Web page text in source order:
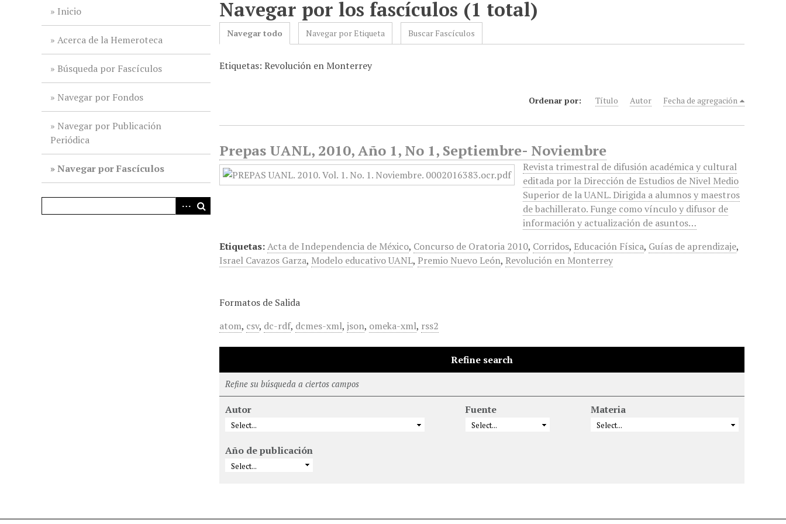
Inicio
Acerca de la Hemeroteca
Búsqueda por Fascículos
Navegar por Fondos
Navegar por Publicación
Periódica
Navegar por Fascículos
Navegar por los fascículos (1 total)
Navegar todo Navegar por Etiqueta Buscar Fascículos
Etiquetas: Revolución en Monterrey
Ordenar por: Título Autor Fecha de agregación
Prepas UANL, 2010, Año 1, No 1, Septiembre- Noviembre
Revista trimestral de difusión académica y cultural
editada por la Dirección de Estudios de Nivel Medio
Superior de la UANL. Dirigida a alumnos y maestros
de bachillerato. Funge como vínculo y difusor de
información y actualización de asuntos…
Etiquetas:Acta de Independencia de México, Concurso de Oratoria 2010, Corridos, Educación Física, Guías de aprendizaje,
Israel Cavazos Garza, Modelo educativo UANL, Premio Nuevo León, Revolución en Monterrey
Formatos de Salida
atom, csv, dc-rdf, dcmes-xml,json, omeka-xml, rss2
Refine search
Refine su búsqueda a ciertos campos
Autor Fuente Materia
Año de publicación